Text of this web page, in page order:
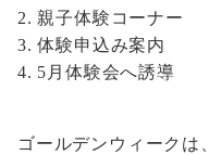
親子体験コーナー
体験申込み案内
5月体験会へ誘導
ゴールデンウィークは